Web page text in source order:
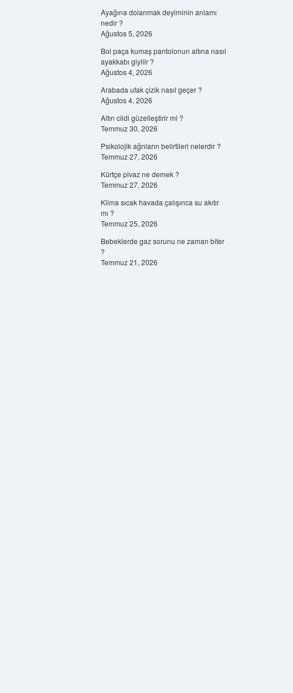
Ayağına dolanmak deyiminin anlamı
nedir ?
Ağustos 5, 2026
Bol paça kumaş pantolonun altına nasıl
ayakkabı giyilir ?
Ağustos 4, 2026
Arabada ufak çizik nasıl geçer ?
Ağustos 4, 2026
Altın cildi güzelleştirir mi ?
Temmuz 30, 2026
Psikolojik ağrıların belirtileri nelerdir ?
Temmuz 27, 2026
Kürtçe pivaz ne demek ?
Temmuz 27, 2026
Klima sıcak havada çalışınca su akıtır
mı ?
Temmuz 25, 2026
Bebeklerde gaz sorunu ne zaman biter
?
Temmuz 21, 2026